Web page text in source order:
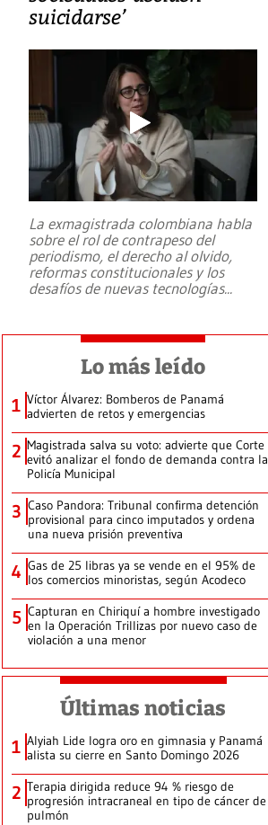
suicidarse’
La exmagistrada colombiana habla
sobre el rol de contrapeso del
periodismo, el derecho al olvido,
reformas constitucionales y los
desafíos de nuevas tecnologías...
Lo más leído
1 Víctor Álvarez: Bomberos de Panamá
advierten de retos y emergencias
2 Magistrada salva su voto: advierte que Corte
evitó analizar el fondo de demanda contra la
Policía Municipal
3 Caso Pandora: Tribunal confirma detención
provisional para cinco imputados y ordena
una nueva prisión preventiva
4 Gas de 25 libras ya se vende en el 95% de
los comercios minoristas, según Acodeco
5 Capturan en Chiriquí a hombre investigado
en la Operación Trillizas por nuevo caso de
violación a una menor
Últimas noticias
1 Alyiah Lide logra oro en gimnasia y Panamá
alista su cierre en Santo Domingo 2026
2 Terapia dirigida reduce 94 % riesgo de
progresión intracraneal en tipo de cáncer de
pulmón